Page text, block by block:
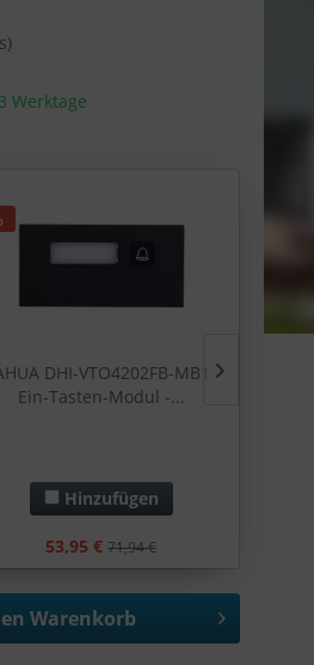
Werktage
DHI-VTO4202FB-MB1 -
Ein-Tasten-Modul -...
Hinzufügen
53,95 € 71,94 €
Warenkorb